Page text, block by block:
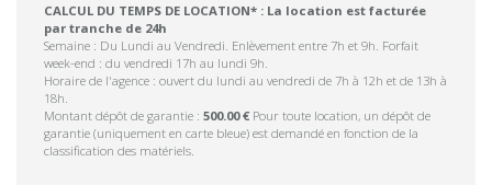
CALCUL DU TEMPS DE LOCATION* : La location est facturée
par tranche de 24h
Semaine : Du Lundi au Vendredi. Enlèvement entre 7h et 9h. Forfait
week-end : du vendredi 17h au lundi 9h.
Horaire de l'agence : ouvert du lundi au vendredi de 7h à 12h et de 13h à
18h.
Montant dépôt de garantie : 500.00 € Pour toute location, un dépôt de
garantie (uniquement en carte bleue) est demandé en fonction de la
classification des matériels.